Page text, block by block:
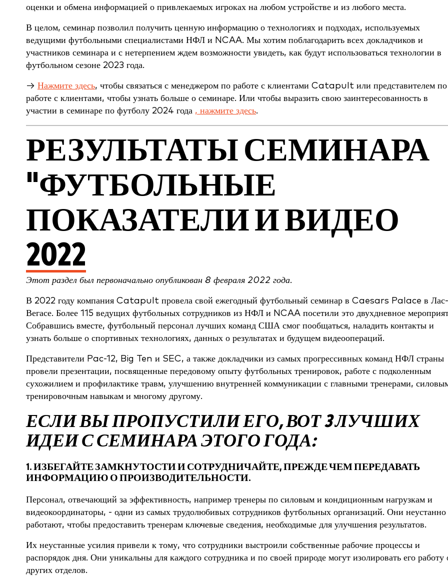
оценки и обмена информацией о привлекаемых игроках на любом устройстве и из любого места.
В целом, семинар позволил получить ценную информацию о технологиях и подходах, используемых
ведущими футбольными специалистами НФЛ и NCAA. Мы хотим поблагодарить всех докладчиков и
участников семинара и с нетерпением ждем возможности увидеть, как будут использоваться технологии в
футбольном сезоне 2023 года.
→ Нажмите здесь, чтобы связаться с менеджером по работе с клиентами Catapult или представителем по
работе с клиентами, чтобы узнать больше о семинаре. Или чтобы выразить свою заинтересованность в
участии в семинаре по футболу 2024 года , нажмите здесь.
РЕЗУЛЬТАТЫ СЕМИНАРА
"ФУТБОЛЬНЫЕ
ПОКАЗАТЕЛИ И ВИДЕО
2022
Этот раздел был первоначально опубликован 8 февраля 2022 года.
В 2022 году компания Catapult провела свой ежегодный футбольный семинар в Caesars Palace в Лас-
Вегасе. Более 115 ведущих футбольных сотрудников из НФЛ и NCAA посетили это двухдневное
Собравшись вместе, футбольный персонал лучших команд США смог пообщаться, наладить контакты и
узнать больше о спортивных технологиях, данных о результатах и будущем видеоопераций.
Представители Pac-12, Big Ten и SEC, а также докладчики из самых прогрессивных команд НФЛ страны
провели презентации, посвященные передовому опыту футбольных тренировок, работе с подколенным
сухожилием и профилактике травм, улучшению внутренней коммуникации с главными тренерами,
тренировочным навыкам и многому другому.
ЕСЛИ ВЫ ПРОПУСТИЛИ ЕГО, ВОТ 3 ЛУЧШИХ
ИДЕИ С СЕМИНАРА ЭТОГО ГОДА:
1. ИЗБЕГАЙТЕ ЗАМКНУТОСТИ И СОТРУДНИЧАЙТЕ, ПРЕЖДЕ ЧЕМ ПЕРЕДАВАТЬ
ИНФОРМАЦИЮ О ПРОИЗВОДИТЕЛЬНОСТИ.
Персонал, отвечающий за эффективность, например тренеры по силовым и кондиционным нагрузкам и
видеокоординаторы, - одни из самых трудолюбивых сотрудников футбольных организаций. Они неустанно
работают, чтобы предоставить тренерам ключевые сведения, необходимые для улучшения результатов.
Их неустанные усилия привели к тому, что сотрудники выстроили собственные рабочие процессы и
распорядок дня. Они уникальны для каждого сотрудника и по своей природе могут изолировать его работу
других отделов.